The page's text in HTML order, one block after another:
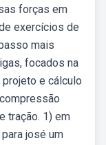
forças em
exercícios de
mais
focados na
e cálculo
tração. 1) em
josé um